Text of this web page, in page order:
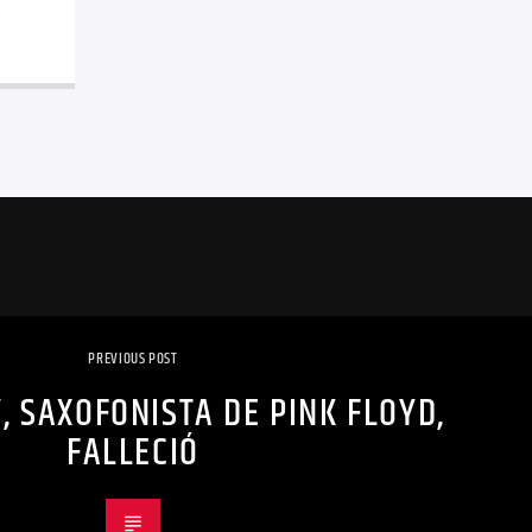
PREVIOUS POST
SAXOFONISTA DE PINK FLOYD,
FALLECIÓ